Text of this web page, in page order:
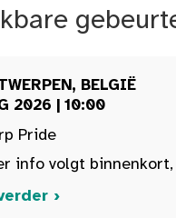
BELGIË
2026 | 10:00
Pride
info volgt
›